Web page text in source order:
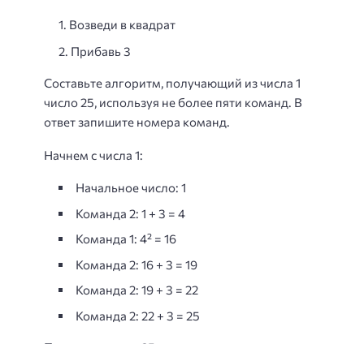
Возведи в квадрат
Прибавь 3
Составьте алгоритм, получающий из числа 1
число 25, используя не более пяти команд. В
ответ запишите номера команд.
Начнем с числа 1:
Начальное число: 1
Команда 2: 1 + 3 = 4
Команда 1: 4² = 16
Команда 2: 16 + 3 = 19
Команда 2: 19 + 3 = 22
Команда 2: 22 + 3 = 25